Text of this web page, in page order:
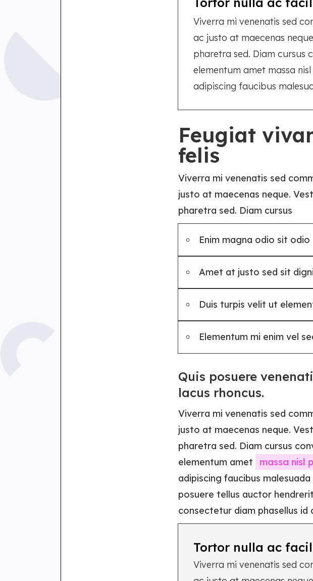
Viverra mi venenatis sed
ac justo at maecenas
pharetra sed. Diam cursus
elementum amet massa
adipiscing faucibus
Feugiat
felis
Viverra mi venenatis sed
justo at maecenas neque.
pharetra sed. Diam cursus
Enim magna odio sit odio
Amet at justo sed sit
Duis turpis velit ut
Elementum mi enim vel
Quis posuere
lacus rhoncus.
Viverra mi venenatis sed
justo at maecenas neque.
pharetra sed. Diam cursus
elementum amet
massa nisl
adipiscing faucibus
posuere tellus auctor
consectetur diam phasellus id
Tortor nulla ac
Viverra mi venenatis sed